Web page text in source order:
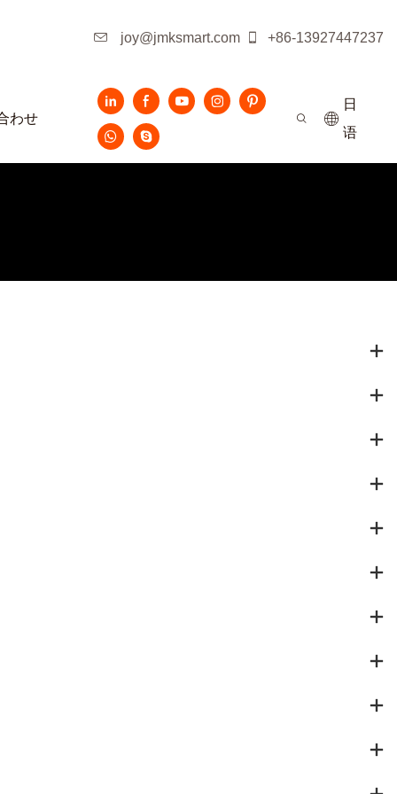
joy@jmksmart.com +86-13927447237
わせ
日
语